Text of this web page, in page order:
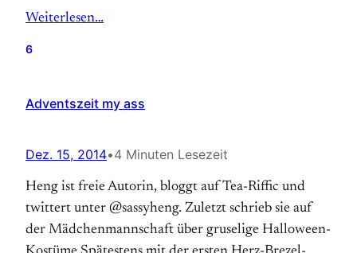
Weiterlesen…
6
Adventszeit my ass
Dez. 15, 2014•4 Minuten Lesezeit
Heng ist freie Autorin, bloggt auf Tea-Riffic und
twittert unter @sassyheng. Zuletzt schrieb sie auf
der Mädchenmannschaft über gruselige Halloween-